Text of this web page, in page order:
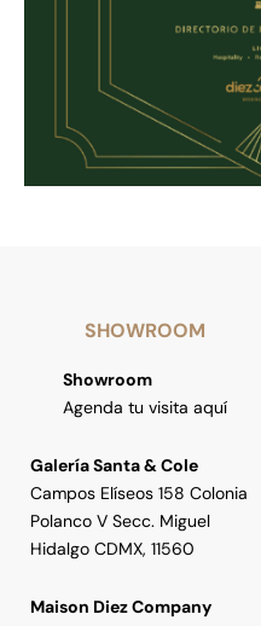
SHOWROOM
Showroom
Agenda tu visita aquí
Galería Santa & Cole
Campos Elíseos 158 Colonia
Polanco V Secc. Miguel
Hidalgo CDMX, 11560
Maison Diez Company